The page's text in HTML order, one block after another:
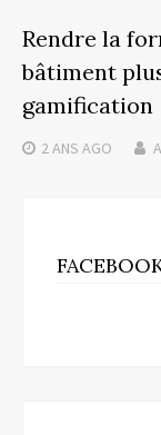
Rendre la
bâtiment
gamification
2 ANS AGO